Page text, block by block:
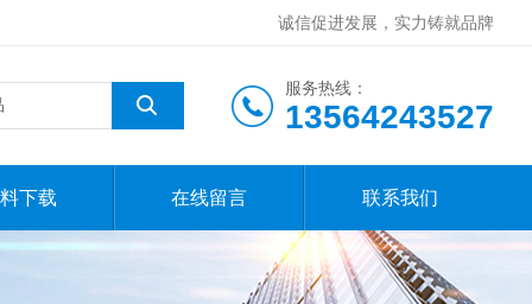
诚信促进发展，实力铸就品牌
服务热线：
13564243527
下载 在线留言 联系我们